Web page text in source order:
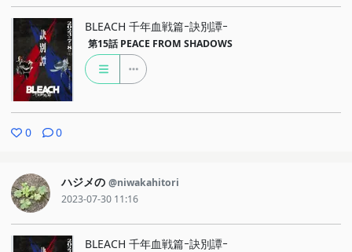
BLEACH 千年血戦篇ｰ訣別譚ｰ
第15話 PEACE FROM SHADOWS
0 0
ハジメの @niwakahitori
2023-07-30 11:16
BLEACH 千年血戦篇ｰ訣別譚ｰ